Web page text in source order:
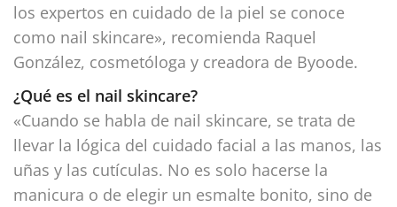
los expertos en cuidado de la piel se conoce
como nail skincare», recomienda Raquel
González, cosmetóloga y creadora de Byoode.
¿Qué es el nail skincare?
«Cuando se habla de nail skincare, se trata de
llevar la lógica del cuidado facial a las manos, las
uñas y las cutículas. No es solo hacerse la
manicura o de elegir un esmalte bonito, sino de